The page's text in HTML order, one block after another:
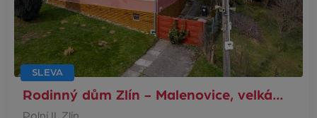
SLEVA
Rodinný dům Zlín - Malenovice, velká…